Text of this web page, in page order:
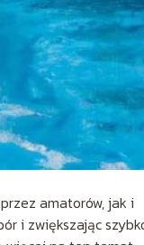
amatorów, jak i
i zwiększając